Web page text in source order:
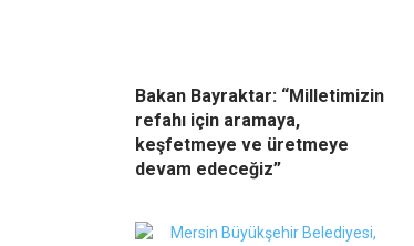
Bakan Bayraktar: “Milletimizin
refahı için aramaya,
keşfetmeye ve üretmeye
devam edeceğiz”